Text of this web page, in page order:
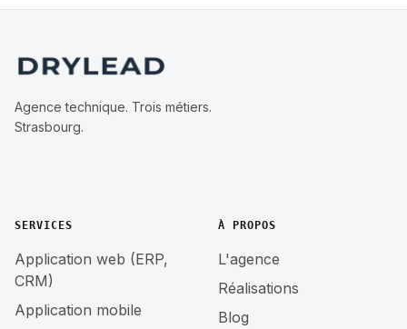
Agence technique. Trois métiers.
Strasbourg.
SERVICES
Application web (ERP,
CRM)
Application mobile
À PROPOS
L'agence
Réalisations
Blog